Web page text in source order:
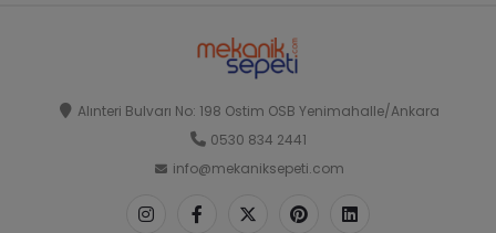
Alınteri Bulvarı No: 198 Ostim OSB Yenimahalle/Ankara
0530 834 2441
info@mekaniksepeti.com